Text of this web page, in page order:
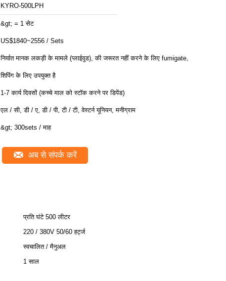
KYRO-500LPH
&gt; = 1 सेट
US$1840~2556 / Sets
निर्यात मानक लकड़ी के मामले (प्लाईवुड), की जरूरत नहीं करने के लिए fumigate,
शिपिंग के लिए उपयुक्त है
1-7 कार्य दिवसों (कच्चे माल को स्टॉक करने पर डिपेंड)
एल / सी, डी / ए, डी / पी, टी / टी, वेस्टर्न यूनियन, मनीग्राम
&gt; 300sets / माह
अब से संपर्क करें
प्रति घंटे 500 लीटर
220 / 380V 50/60 हर्ट्ज
स्वचालित / मैनुअल
1 साल